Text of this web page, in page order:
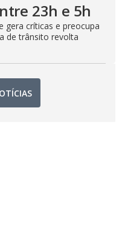
23h e 5h
gera críticas e preocupa
de trânsito revolta